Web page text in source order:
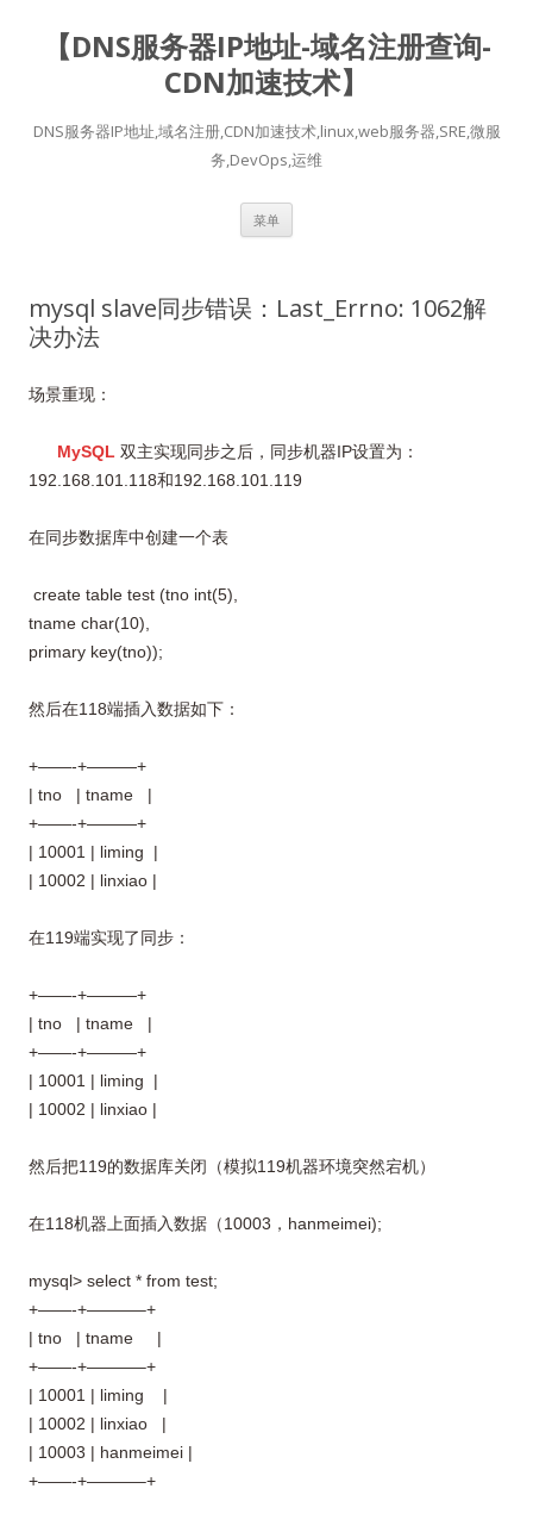
【DNS服务器IP地址-域名注册查询-
CDN加速技术】
DNS服务器IP地址,域名注册,CDN加速技术,linux,web服务器,SRE,微服
务,DevOps,运维
菜单
mysql slave同步错误：Last_Errno: 1062解
决办法
场景重现：
MySQL 双主实现同步之后，同步机器IP设置为：
192.168.101.118和192.168.101.119
在同步数据库中创建一个表
create table test (tno int(5),
tname char(10),
primary key(tno));
然后在118端插入数据如下：
+——-+———+
| tno | tname |
+——-+———+
| 10001 | liming |
| 10002 | linxiao |
在119端实现了同步：
+——-+———+
| tno | tname |
+——-+———+
| 10001 | liming |
| 10002 | linxiao |
然后把119的数据库关闭（模拟119机器环境突然宕机）
在118机器上面插入数据（10003，hanmeimei);
mysql> select * from test;
+——-+———–+
| tno | tname |
+——-+———–+
| 10001 | liming |
| 10002 | linxiao |
| 10003 | hanmeimei |
+——-+———–+